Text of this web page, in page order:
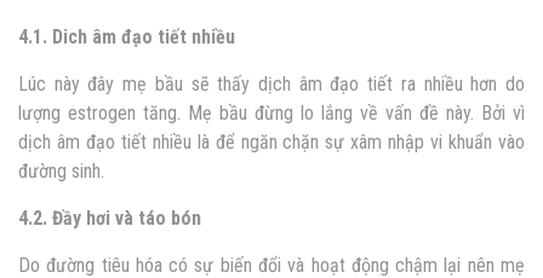
4.1. Dich âm đạo tiết nhiều
Lúc này đây mẹ bầu sẽ thấy dịch âm đạo tiết ra nhiều hơn do
lượng estrogen tăng. Mẹ bầu đừng lo lắng về vấn đề này. Bởi vì
dịch âm đạo tiết nhiều là để ngăn chặn sự xâm nhập vi khuẩn vào
đường sinh.
4.2. Đầy hơi và táo bón
Do đường tiêu hóa có sự biến đổi và hoạt động chậm lại nên mẹ